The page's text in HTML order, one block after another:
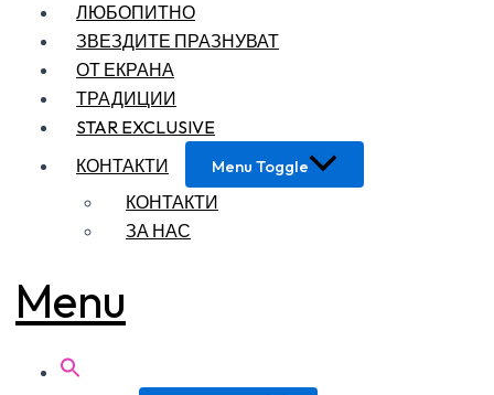
ЛЮБОПИТНО
ЗВЕЗДИТЕ ПРАЗНУВАТ
ОТ ЕКРАНА
ТРАДИЦИИ
STAR EXCLUSIVE
КОНТАКТИ
Menu Toggle
КОНТАКТИ
ЗА НАС
Menu